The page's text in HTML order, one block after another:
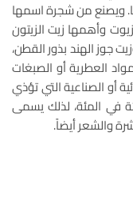
ويصنع من شجرة اسمها
وأهمها زيت الزيتون
جوز الهند بذور القطن،
العطرية أو الصبغات
أو الصناعية التي تؤذي
في المئة، لذلك يسمى
والشعر أيضاً.